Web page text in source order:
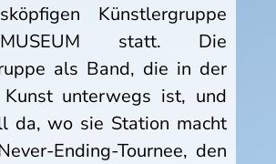
Künstlergruppe
statt. Die
als Band, die in der
unterwegs ist, und
da, wo sie Station macht
Ending-Tournee, den